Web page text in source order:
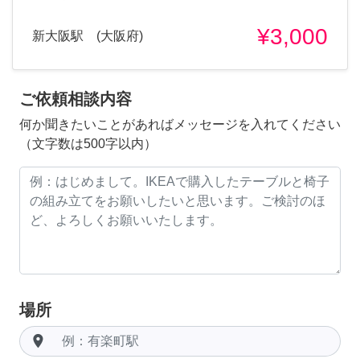
新大阪駅 (大阪府) ¥3,000
ご依頼相談内容
何か聞きたいことがあればメッセージを入れてください
（文字数は500字以内）
場所
room